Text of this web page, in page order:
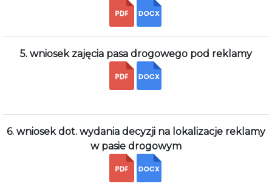
5. wniosek zajęcia pasa drogowego pod reklamy
6. wniosek dot. wydania decyzji na lokalizacje reklamy
w pasie drogowym